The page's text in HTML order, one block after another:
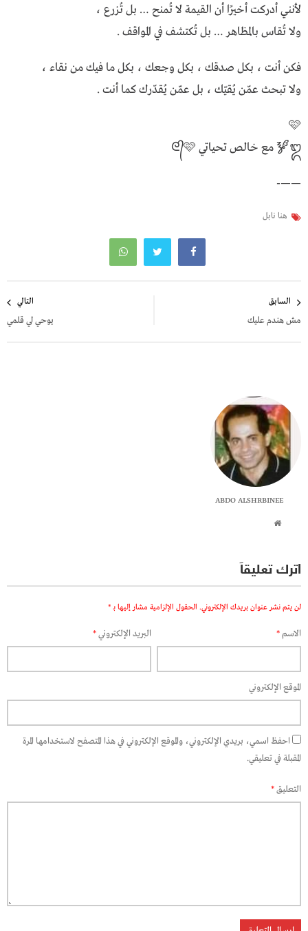
لأنني أدركت أخيرًا أن القيمة لا تُمنح … بل تُزرع ،
ولا تُقاس بالمظاهر … بل تُكتشف في المواقف .
فكن أنت ، بكل صدقك ، بكل وجعك ، بكل ما فيك من نقاء ،
ولا تبحث عمّن يُقيّك ، بل عمّن يُقدّرك كما أنت .
🩷
᭓🝳 مع خالص تحياتي ᘓ᭄🩷
——-
هنا نابل
المقالات
السابق
مش هندم عليك
التالي
يوحي لي قلمي
ABDO ALSHRBINEE
اترك تعليقاً
لن يتم نشر عنوان بريدك الإلكتروني. الحقول الإلزامية مشار إليها بـ *
الاسم* البريد الإلكتروني*
الموقع الإلكتروني
احفظ اسمي، بريدي الإلكتروني، والموقع الإلكتروني في هذا المتصفح لاستخدامها المرة
المقبلة في تعليقي.
التعليق*